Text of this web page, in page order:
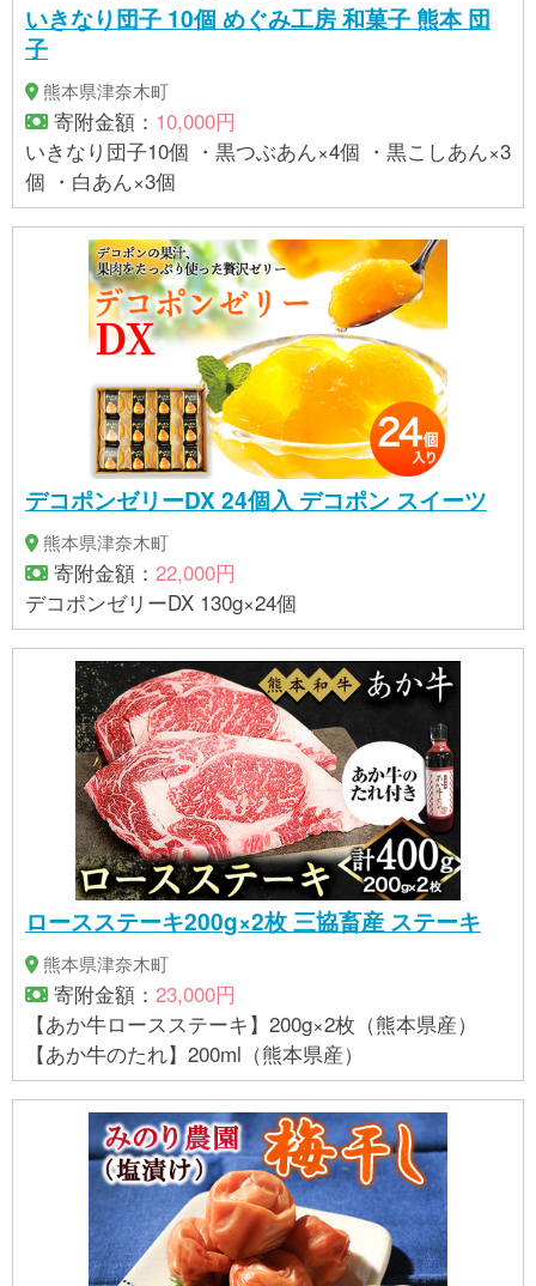
いきなり団子 10個 めぐみ工房 和菓子 熊本 団
子
熊本県津奈木町
寄附金額： 10,000円
いきなり団子10個 ・黒つぶあん×4個 ・黒こしあん×3
個 ・白あん×3個
デコポンゼリーDX 24個入 デコポン スイーツ
熊本県津奈木町
寄附金額： 22,000円
デコポンゼリーDX 130g×24個
ロースステーキ200g×2枚 三協畜産 ステーキ
熊本県津奈木町
寄附金額： 23,000円
【あか牛ロースステーキ】200g×2枚（熊本県産）
【あか牛のたれ】200ml（熊本県産）